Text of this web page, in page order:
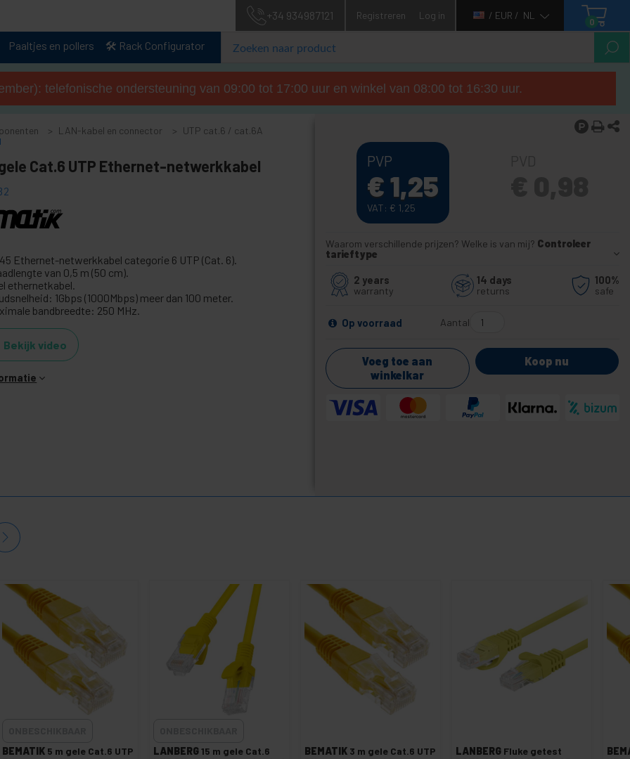
+34 934987121 Registreren Log in / EUR / NL
0
Paaltjes en pollers 🛠️ Rack Configurator
telefonische ondersteuning van 09:00 tot 17:00 uur en winkel van 08:00 tot 16:30 uur.
LAN-kabel en connector
UTP cat.6 / cat.6A
Cat.6 UTP Ethernet-netwerkkabel
Ethernet-netwerkkabel categorie 6 UTP (Cat. 6).
van 0,5 m (50 cm).
ethernetkabel.
1Gbps (1000Mbps) meer dan 100 meter.
bandbreedte: 250 MHz.
Bekijk video
PVP
€1,25
VAT: € 1,25
Waarom verschillende prijzen? Welke is van mij? Controleer
tarieftype
2 years
warranty
14 days
returns
100%
safe
Op voorraad Aantal
Voeg toe aan
winkelkar
Koop nu
BEMATIK 5 m gele Cat.6 UTP
LANBERG15 m gele Cat.6
BEMATIK 3 m gele Cat.6 UTP
LANBERG Fluke getest